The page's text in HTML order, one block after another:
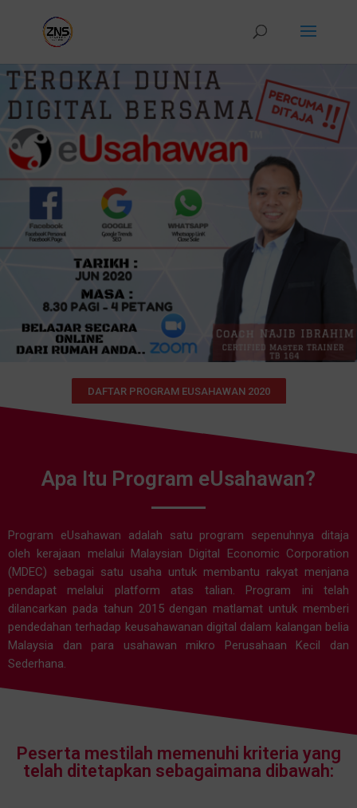
DAFTAR PROGRAM EUSAHAWAN 2020
Apa Itu Program eUsahawan?
Program eUsahawan adalah satu program sepenuhnya ditaja
oleh kerajaan melalui Malaysian Digital Economic Corporation
(MDEC) sebagai satu usaha untuk membantu rakyat menjana
pendapat melalui platform atas talian. Program ini telah
dilancarkan pada tahun 2015 dengan matlamat untuk memberi
pendedahan terhadap keusahawanan digital dalam kalangan belia
Malaysia dan para usahawan mikro Perusahaan Kecil dan
Sederhana.
Peserta mestilah memenuhi kriteria yang
telah ditetapkan sebagaimana dibawah: